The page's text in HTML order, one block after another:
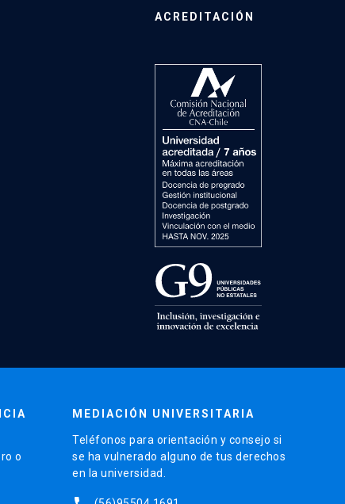
ACREDITACIÓN
o
MEDIACIÓN UNIVERSITARIA
Teléfonos para orientación y consejo si
se ha vulnerado alguno de tus derechos
en la universidad.